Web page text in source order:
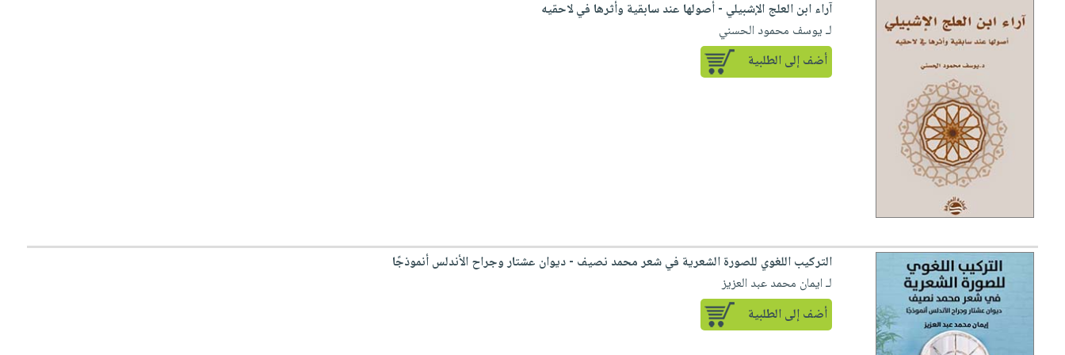
آراء ابن العلج الإشبيلي - أصولها عند سابقية وأثرها في لاحقيه
لـ يوسف محمود الحسني
أضف إلى الطلبية
التركيب اللغوي للصورة الشعرية في شعر محمد نصيف - ديوان عشتار وجراح الأندلس أنموذجًا
لـ ايمان محمد عبد العزيز
أضف إلى الطلبية